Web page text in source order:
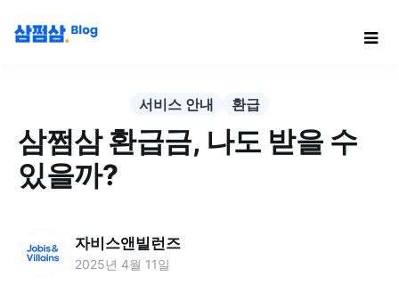
서비스 안내 환급
삼쩜삼 환급금, 나도 받을 수
있을까?
자비스앤빌런즈
2025년 4월 11일